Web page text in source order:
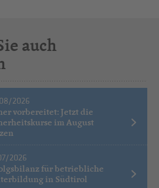
auch
2026
vorbereitet: Jetzt die
im August
2026
für betriebliche
in Südtirol